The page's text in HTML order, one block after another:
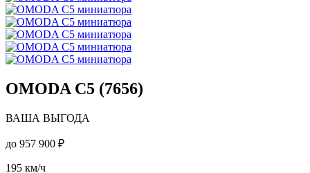
OMODA C5 (7656)
ВАША ВЫГОДА
до 957 900 ₽
195 км/ч